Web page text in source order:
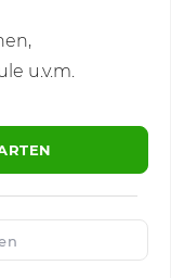
u.v.m.
Speichern